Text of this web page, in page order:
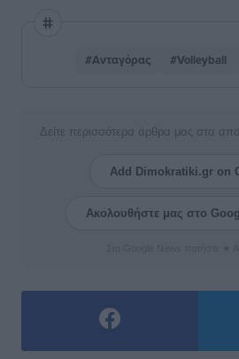
#Ανταγόρας #Volleyball
Δείτε περισσότερα άρθρα μας στα
Add Dimokratiki.gr on
Ακολουθήστε μας στο